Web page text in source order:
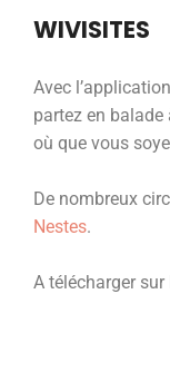
WIVISITES
Avec
partez en
où que vous
De nombreux
Nestes.
A télécharger sur